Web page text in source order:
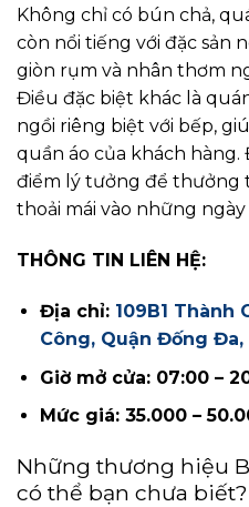
Không chỉ có bún chả,
còn nổi tiếng với đặc sản
giòn rụm và nhân thơm
Điều đặc biệt khác là
ngồi riêng biệt với bếp,
quần áo của khách hàng.
điểm lý tưởng để thưởng
thoải mái vào những
THÔNG TIN LIÊN HỆ:
Địa chỉ: 109B1 Thành
Công, Quận Đống Đa,
Giờ mở cửa: 07:00 –
Mức giá: 35.000 –
Những thương hiệu
có thể bạn chưa biết?